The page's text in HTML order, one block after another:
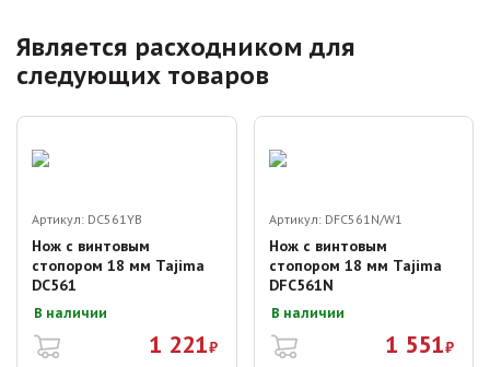
Является расходником для
следующих товаров
Артикул: DC561YB
Нож с винтовым
стопором 18 мм Tajima
DC561
В наличии
1 221₽
Артикул: DFC561N/W1
Нож с винтовым
стопором 18 мм Tajima
DFC561N
В наличии
1 551₽